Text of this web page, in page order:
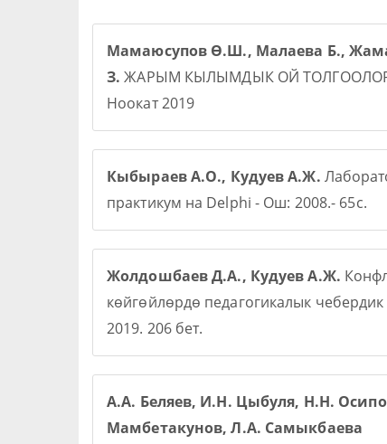
Мамаюсупов Ө.Ш., Малаева Б.,
З. ЖАРЫМ КЫЛЫМДЫК ОЙ
Ноокат 2019
Кыбыраев А.О., Кудуев А.Ж.
практикум на Delphi - Ош: 2008.- 65с.
Жолдошбаев Д.А., Кудуев А.Ж.
көйгөйлөрдө педагогикалык
2019. 206 бет.
А.А. Беляев, И.Н. Цыбуля, Н.Н.
Мамбетакунов, Л.А. Самыкбаева